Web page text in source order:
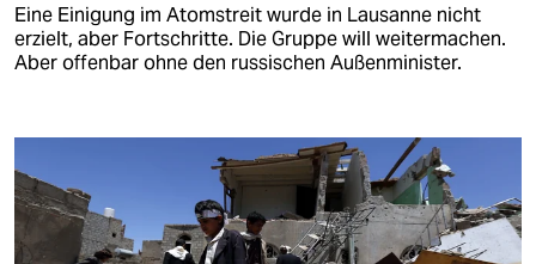
Eine Einigung im Atomstreit wurde in Lausanne nicht
erzielt, aber Fortschritte. Die Gruppe will weitermachen.
Aber offenbar ohne den russischen Außenminister.